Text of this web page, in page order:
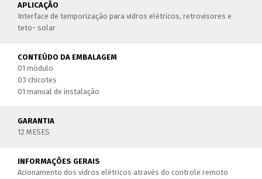
APLICAÇÃO
Interface de temporização para vidros elétricos, retrovisores e
teto- solar
CONTEÚDO DA EMBALAGEM
01 módulo
03 chicotes
01 manual de instalação
GARANTIA
12 MESES
INFORMAÇÕES GERAIS
Acionamento dos vidros elétricos através do controle remoto